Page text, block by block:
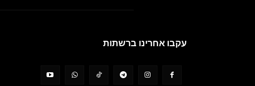
עקבו אחרינו ברשתות